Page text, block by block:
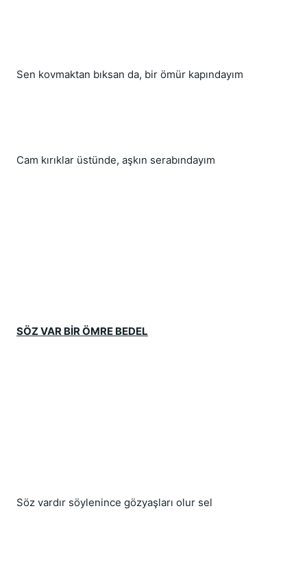
Sen kovmaktan bıksan da, bir ömür kapındayım
Cam kırıklar üstünde, aşkın serabındayım
SÖZ VAR BİR ÖMRE BEDEL
Söz vardır söylenince gözyaşları olur sel